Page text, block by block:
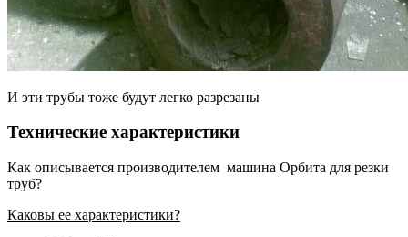
И эти трубы тоже будут легко разрезаны
Технические характеристики
Как описывается производителем машина Орбита для резки
труб?
Каковы ее характеристики?